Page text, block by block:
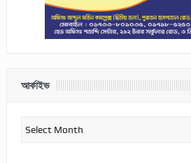
আর্কাইভ
আর্কাইভ